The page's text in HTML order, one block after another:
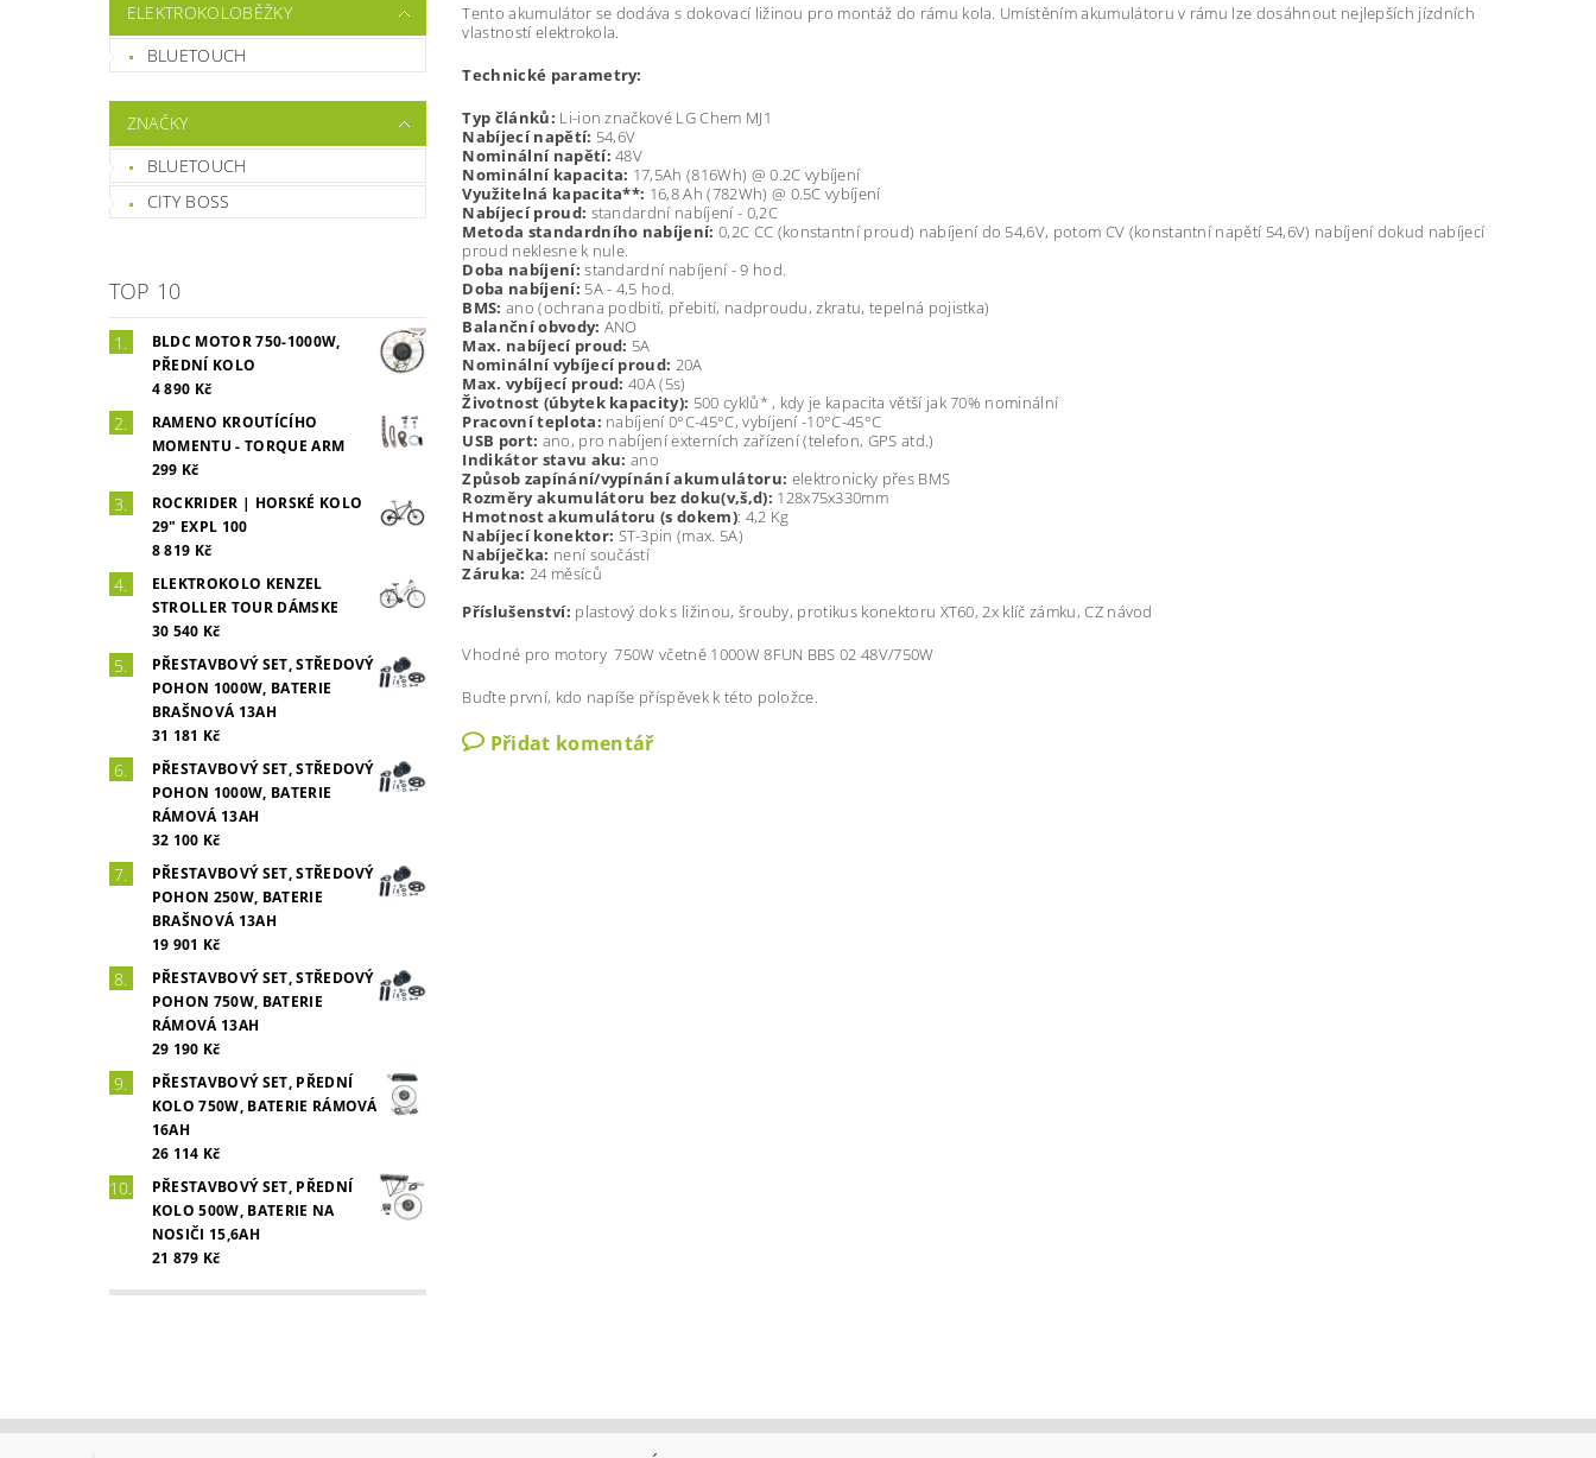
ELEKTROKOLOBĚŽKY
BLUETOUCH
ZNAČKY
BLUETOUCH
CITY BOSS
TOP 10
BLDC MOTOR 750-1000W,
PŘEDNÍ KOLO
4 890 Kč
RAMENO KROUTÍCÍHO
MOMENTU - TORQUE ARM
299 Kč
ROCKRIDER | HORSKÉ KOLO
29" EXPL 100
8 819 Kč
ELEKTROKOLO KENZEL
STROLLER TOUR DÁMSKE
30 540 Kč
PŘESTAVBOVÝ SET, STŘEDOVÝ
POHON 1000W, BATERIE
BRAŠNOVÁ 13AH
31 181 Kč
PŘESTAVBOVÝ SET, STŘEDOVÝ
POHON 1000W, BATERIE
RÁMOVÁ 13AH
32 100 Kč
PŘESTAVBOVÝ SET, STŘEDOVÝ
POHON 250W, BATERIE
BRAŠNOVÁ 13AH
19 901 Kč
PŘESTAVBOVÝ SET, STŘEDOVÝ
POHON 750W, BATERIE
RÁMOVÁ 13AH
29 190 Kč
PŘESTAVBOVÝ SET, PŘEDNÍ
KOLO 750W, BATERIE RÁMOVÁ
16AH
26 114 Kč
PŘESTAVBOVÝ SET, PŘEDNÍ
KOLO 500W, BATERIE NA
NOSIČI 15,6AH
21 879 Kč
Tento akumulátor se dodáva s dokovací ližinou pro montáž do rámu kola. Umístěním akumulátoru v rámu lze dosáhnout nejlepších jízdních
vlastností elektrokola.
Technické parametry:
Typ článků: Li-ion značkové LG Chem MJ1
Nabíjecí napětí: 54,6V
Nominální napětí: 48V
Nominální kapacita: 17,5Ah (816Wh) @ 0.2C vybíjení
Využitelná kapacita**: 16,8 Ah (782Wh) @ 0.5C vybíjení
Nabíjecí proud: standardní nabíjení - 0,2C
Metoda standardního nabíjení: 0,2C CC (konstantní proud) nabíjení do 54,6V, potom CV (konstantní napětí 54,6V) nabíjení dokud nabíjecí
proud neklesne k nule.
Doba nabíjení: standardní nabíjení - 9 hod.
Doba nabíjení: 5A - 4,5 hod.
BMS:ano (ochrana podbití, přebití, nadproudu, zkratu, tepelná pojistka)
Balanční obvody: ANO
Max. nabíjecí proud: 5A
Nominální vybíjecí proud: 20A
Max. vybíjecí proud: 40A (5s)
Životnost (úbytek kapacity): 500 cyklů* , kdy je kapacita větší jak 70% nominální
Pracovní teplota: nabíjení 0°C-45°C, vybíjení -10°C-45°C
USB port: ano, pro nabíjení externích zařízení (telefon, GPS atd.)
Indikátor stavu aku:ano
Způsob zapínání/vypínání akumulátoru: elektronicky přes BMS
Rozměry akumulátoru bez doku(v,š,d): 128x75x330mm
Hmotnost akumulátoru (s dokem): 4,2 Kg
Nabíjecí konektor: ST-3pin (max. 5A)
Nabíječka: není součástí
Záruka: 24 měsíců
Příslušenství: plastový dok s ližinou, šrouby, protikus konektoru XT60, 2x klíč zámku, CZ návod
Vhodné pro motory 750W včetně 1000W 8FUN BBS 02 48V/750W
Buďte první, kdo napíše příspěvek k této položce.
Přidat komentář